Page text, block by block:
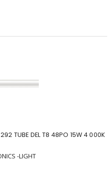
TUBE DEL T8 48PO 15W 4 000K
-LIGHT